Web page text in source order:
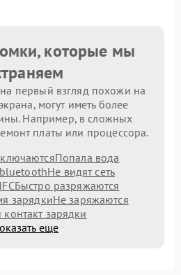
которые мы
первый взгляд похожи на
могут иметь более
Например, в сложных
платы или процессора.
Попала вода
Не видят сеть
Быстро разряжаются
зарядкиНе заряжаются
зарядки
еще